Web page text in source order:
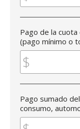
Pago de la
(pago mínimo o
Pago sumado
consumo,